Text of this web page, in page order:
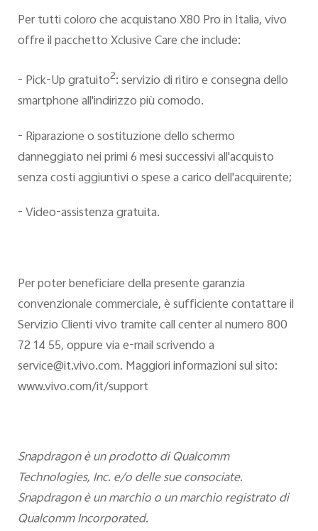
Per tutti coloro che acquistano X80 Pro in Italia, vivo
offre il pacchetto Xclusive Care che include:
- Pick-Up gratuito2: servizio di ritiro e consegna dello
smartphone all'indirizzo più comodo.
- Riparazione o sostituzione dello schermo
danneggiato nei primi 6 mesi successivi all'acquisto
senza costi aggiuntivi o spese a carico dell'acquirente;
- Video-assistenza gratuita.
Per poter beneficiare della presente garanzia
convenzionale commerciale, è sufficiente contattare il
Servizio Clienti vivo tramite call center al numero 800
72 14 55, oppure via e-mail scrivendo a
service@it.vivo.com. Maggiori informazioni sul sito:
www.vivo.com/it/support
Snapdragon è un prodotto di Qualcomm
Technologies, Inc. e/o delle sue consociate.
Snapdragon è un marchio o un marchio registrato di
Qualcomm Incorporated.